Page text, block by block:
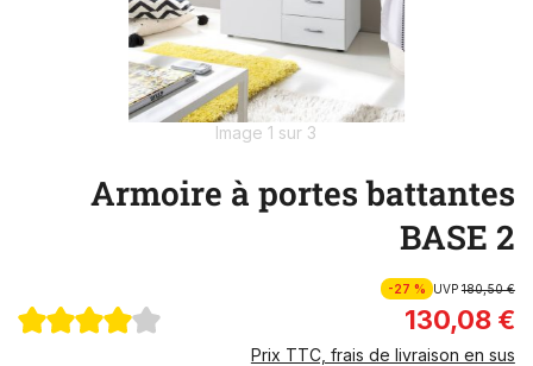
Image 1 sur 3
Armoire à portes battantes
BASE 2
-27 % UVP180,50 €
130,08 €
Prix TTC, frais de livraison en sus